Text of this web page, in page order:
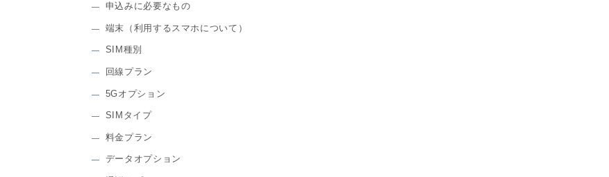
申込みに必要なもの
端末（利用するスマホについて）
SIM種別
回線プラン
5Gオプション
SIMタイプ
料金プラン
データオプション